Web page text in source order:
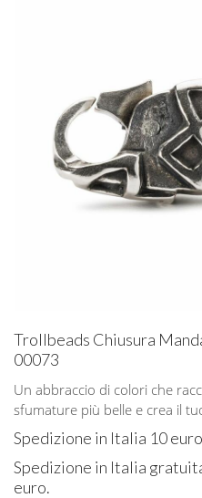
Trollbeads Chiusura
00073
Un abbraccio di colori che
sfumature più belle e crea il
Spedizione in Italia 10 euro
Spedizione in Italia
euro.